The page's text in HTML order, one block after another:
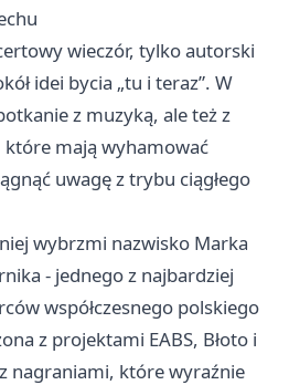
wieczór, tylko autorski
idei bycia „tu i teraz”. W
z muzyką, ale też z
mają wyhamować
uwagę z trybu ciągłego
wybrzmi nazwisko Marka
- jednego z najbardziej
współczesnego polskiego
z projektami EABS, Błoto i
nagraniami, które wyraźnie